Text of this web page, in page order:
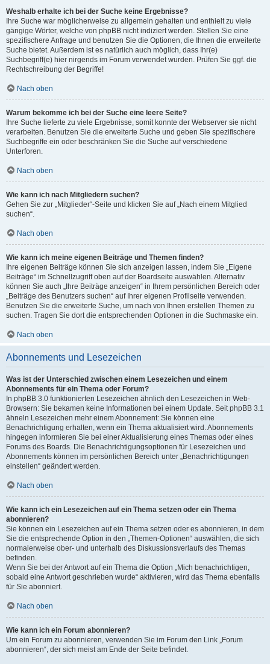
Weshalb erhalte ich bei der Suche keine Ergebnisse?
Ihre Suche war möglicherweise zu allgemein gehalten und enthielt zu viele
gängige Wörter, welche von phpBB nicht indiziert werden. Stellen Sie eine
spezifischere Anfrage und benutzen Sie die Optionen, die Ihnen die erweiterte
Suche bietet. Außerdem ist es natürlich auch möglich, dass Ihr(e)
Suchbegriff(e) hier nirgends im Forum verwendet wurden. Prüfen Sie ggf. die
Rechtschreibung der Begriffe!
Nach oben
Warum bekomme ich bei der Suche eine leere Seite?
Ihre Suche lieferte zu viele Ergebnisse, somit konnte der Webserver sie nicht
verarbeiten. Benutzen Sie die erweiterte Suche und geben Sie spezifischere
Suchbegriffe ein oder beschränken Sie die Suche auf verschiedene
Unterforen.
Nach oben
Wie kann ich nach Mitgliedern suchen?
Gehen Sie zur „Mitglieder“-Seite und klicken Sie auf „Nach einem Mitglied
suchen“.
Nach oben
Wie kann ich meine eigenen Beiträge und Themen finden?
Ihre eigenen Beiträge können Sie sich anzeigen lassen, indem Sie „Eigene
Beiträge“ im Schnellzugriff oben auf der Boardseite auswählen. Alternativ
können Sie auch „Ihre Beiträge anzeigen“ in Ihrem persönlichen Bereich oder
„Beiträge des Benutzers suchen“ auf Ihrer eigenen Profilseite verwenden.
Benutzen Sie die erweiterte Suche, um nach von Ihnen erstellen Themen zu
suchen. Tragen Sie dort die entsprechenden Optionen in die Suchmaske ein.
Nach oben
Abonnements und Lesezeichen
Was ist der Unterschied zwischen einem Lesezeichen und einem
Abonnements für ein Thema oder Forum?
In phpBB 3.0 funktionierten Lesezeichen ähnlich den Lesezeichen in Web-
Browsern: Sie bekamen keine Informationen bei einem Update. Seit phpBB 3.1
ähneln Lesezeichen mehr einem Abonnement: Sie können eine
Benachrichtigung erhalten, wenn ein Thema aktualisiert wird. Abonnements
hingegen informieren Sie bei einer Aktualisierung eines Themas oder eines
Forums des Boards. Die Benachrichtigungsoptionen für Lesezeichen und
Abonnements können im persönlichen Bereich unter „Benachrichtigungen
einstellen“ geändert werden.
Nach oben
Wie kann ich ein Lesezeichen auf ein Thema setzen oder ein Thema
abonnieren?
Sie können ein Lesezeichen auf ein Thema setzen oder es abonnieren, in dem
Sie die entsprechende Option in den „Themen-Optionen“ auswählen, die sich
normalerweise ober- und unterhalb des Diskussionsverlaufs des Themas
befinden.
Wenn Sie bei der Antwort auf ein Thema die Option „Mich benachrichtigen,
sobald eine Antwort geschrieben wurde“ aktivieren, wird das Thema ebenfalls
für Sie abonniert.
Nach oben
Wie kann ich ein Forum abonnieren?
Um ein Forum zu abonnieren, verwenden Sie im Forum den Link „Forum
abonnieren“, der sich meist am Ende der Seite befindet.